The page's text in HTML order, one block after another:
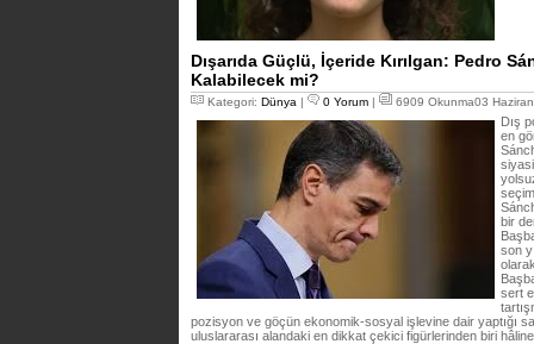
Dışarıda Güçlü, İçeride Kırılgan: Pedro
Kalabilecek mi?
Kategori: Dünya | 0 Yorum | 6909 Okunma03
Dış
en
bir
son
sert
pozisyon ve göçün ekonomik-sosyal işlevine dair yaptığı
uluslararası alandaki en dikkat çekici figürlerinden biri